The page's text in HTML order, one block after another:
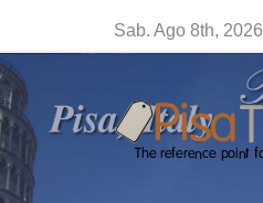
contenuto
Sab. Ago 8th, 2026